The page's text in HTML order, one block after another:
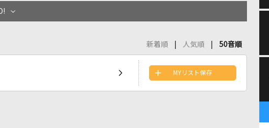
新着順
人気順 50音順
MYリスト保存